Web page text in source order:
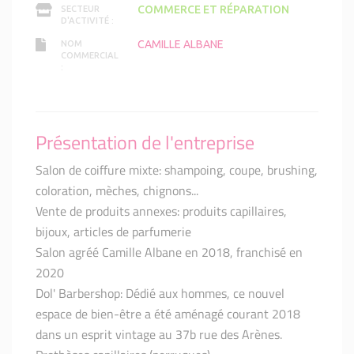
SECTEUR
D'ACTIVITÉ :
COMMERCE ET RÉPARATION
NOM
COMMERCIAL
:
CAMILLE ALBANE
Présentation de l'entreprise
Salon de coiffure mixte: shampoing, coupe, brushing,
coloration, mèches, chignons...
Vente de produits annexes: produits capillaires,
bijoux, articles de parfumerie
Salon agréé Camille Albane en 2018, franchisé en
2020
Dol' Barbershop: Dédié aux hommes, ce nouvel
espace de bien-être a été aménagé courant 2018
dans un esprit vintage au 37b rue des Arènes.